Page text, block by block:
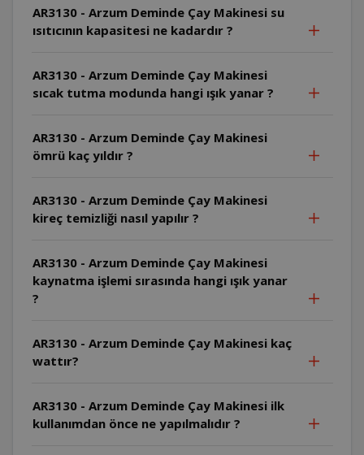
AR3130 - Arzum Deminde Çay Makinesi su
ısıtıcının kapasitesi ne kadardır ?
AR3130 - Arzum Deminde Çay Makinesi
sıcak tutma modunda hangi ışık yanar ?
AR3130 - Arzum Deminde Çay Makinesi
ömrü kaç yıldır ?
AR3130 - Arzum Deminde Çay Makinesi
kireç temizliği nasıl yapılır ?
AR3130 - Arzum Deminde Çay Makinesi
kaynatma işlemi sırasında hangi ışık yanar
?
AR3130 - Arzum Deminde Çay Makinesi kaç
wattır?
AR3130 - Arzum Deminde Çay Makinesi ilk
kullanımdan önce ne yapılmalıdır ?